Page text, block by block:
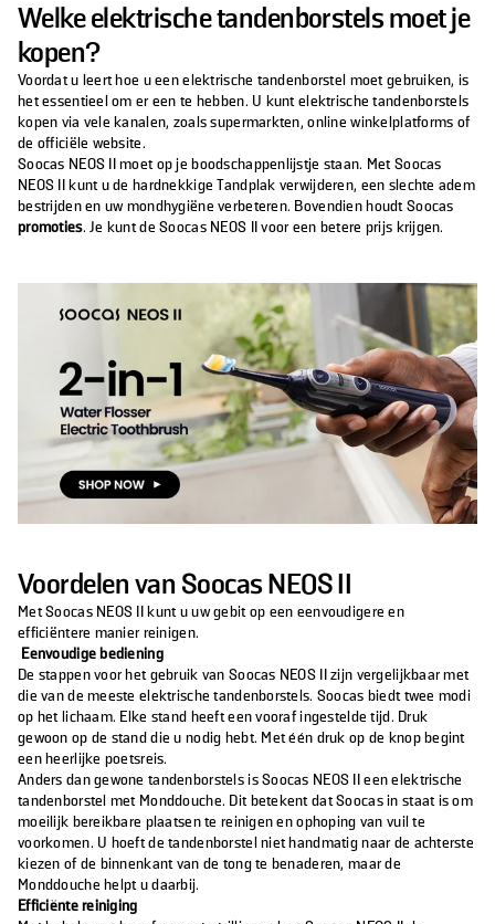
Welke elektrische tandenborstels moet je
kopen?
Voordat u leert hoe u een elektrische tandenborstel moet gebruiken, is
het essentieel om er een te hebben. U kunt elektrische tandenborstels
kopen via vele kanalen, zoals supermarkten, online winkelplatforms of
de officiële website.
Soocas NEOS II moet op je boodschappenlijstje staan. Met Soocas
NEOS II kunt u de hardnekkige Tandplak verwijderen, een slechte adem
bestrijden en uw mondhygiëne verbeteren. Bovendien houdt Soocas
promoties. Je kunt de Soocas NEOS II voor een betere prijs krijgen.
Voordelen van Soocas NEOS II
Met Soocas NEOS II kunt u uw gebit op een eenvoudigere en
efficiëntere manier reinigen.
Eenvoudige bediening
De stappen voor het gebruik van Soocas NEOS II zijn vergelijkbaar met
die van de meeste elektrische tandenborstels. Soocas biedt twee modi
op het lichaam. Elke stand heeft een vooraf ingestelde tijd. Druk
gewoon op de stand die u nodig hebt. Met één druk op de knop begint
een heerlijke poetsreis.
Anders dan gewone tandenborstels is Soocas NEOS II een elektrische
tandenborstel met Monddouche. Dit betekent dat Soocas in staat is om
moeilijk bereikbare plaatsen te reinigen en ophoping van vuil te
voorkomen. U hoeft de tandenborstel niet handmatig naar de achterste
kiezen of de binnenkant van de tong te benaderen, maar de
Monddouche helpt u daarbij.
Efficiënte reiniging